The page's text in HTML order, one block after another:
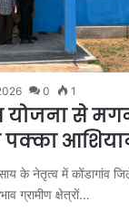
0 1
योजना से
पक्का
साय के नेतृत्व में कोंडागांव
ग्रामीण क्षेत्रों…